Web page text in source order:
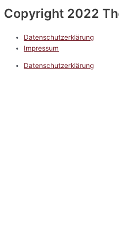
Copyright 2022
Datenschutzerklärung
Impressum
Datenschutzerklärung